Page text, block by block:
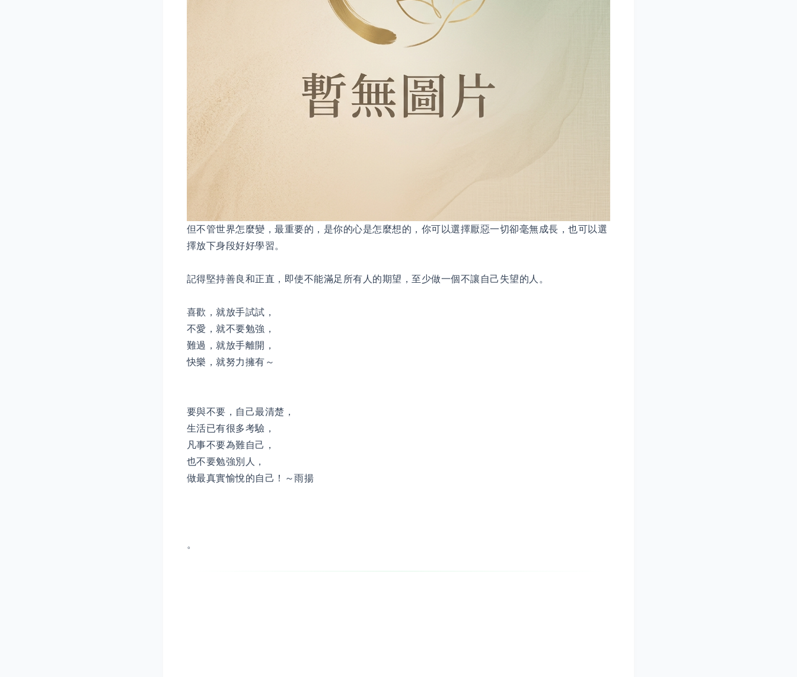
但不管世界怎麼變，最重要的，是你的心是怎麼想的，你可以選擇厭惡一切卻毫無成長，也可以選
擇放下身段好好學習。
記得堅持善良和正直，即使不能滿足所有人的期望，至少做一個不讓自己失望的人。
喜歡，就放手試試，
不愛，就不要勉強，
難過，就放手離開，
快樂，就努力擁有～
要與不要，自己最清楚，
生活已有很多考驗，
凡事不要為難自己，
也不要勉強別人，
做最真實愉悅的自己！～雨揚
。